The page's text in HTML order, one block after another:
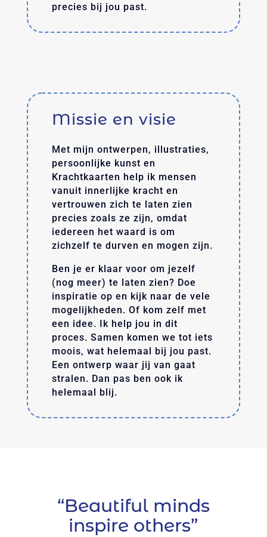
precies bij jou past.
Missie en visie
Met mijn ontwerpen, illustraties,
persoonlijke kunst en
Krachtkaarten help ik mensen
vanuit innerlijke kracht en
vertrouwen zich te laten zien
precies zoals ze zijn, omdat
iedereen het waard is om
zichzelf te durven en mogen zijn.
Ben je er klaar voor om jezelf
(nog meer) te laten zien? Doe
inspiratie op en kijk naar de vele
mogelijkheden. Of kom zelf met
een idee. Ik help jou in dit
proces. Samen komen we tot iets
moois, wat helemaal bij jou past.
Een ontwerp waar jij van gaat
stralen. Dan pas ben ook ik
helemaal blij.
“Beautiful minds
inspire others”